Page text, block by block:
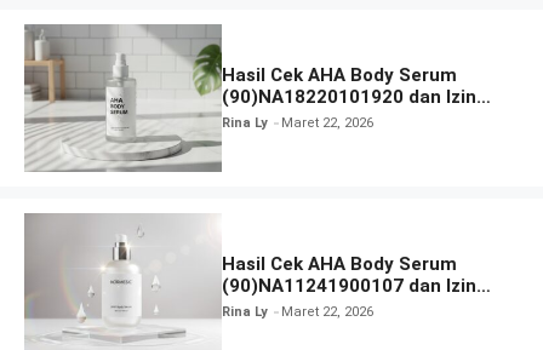
Hasil Cek AHA Body Serum
(90)NA18220101920 dan Izin
BPOM
Rina Ly Maret 22, 2026
Hasil Cek AHA Body Serum
(90)NA11241900107 dan Izin
BPOM
Rina Ly Maret 22, 2026